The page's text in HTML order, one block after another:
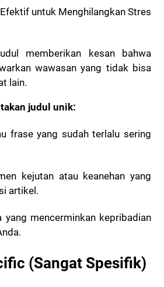
Efektif untuk Menghilangkan Stres
memberikan kesan bahwa
wawasan yang tidak bisa
lain.
judul unik:
frase yang sudah terlalu sering
kejutan atau keanehan yang
artikel.
yang mencerminkan kepribadian
(Sangat Spesifik)